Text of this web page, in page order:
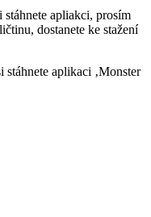
apliakci, prosím
dostanete ke stažení
aplikaci ‚Monster